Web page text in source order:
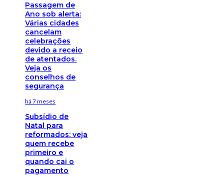
Passagem de
Ano sob alerta:
Várias cidades
cancelam
celebrações
devido a receio
de atentados.
Veja os
conselhos de
segurança
há 7 meses
Subsídio de
Natal para
reformados: veja
quem recebe
primeiro e
quando cai o
pagamento